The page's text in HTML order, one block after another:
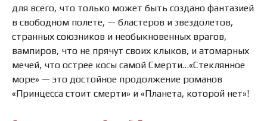
для всего, что только может быть создано фантазией
в свободном полете, — бластеров и звездолетов,
странных союзников и необыкновенных врагов,
вампиров, что не прячут своих клыков, и атомарных
мечей, что острее косы самой Смерти…«Стеклянное
море» — это достойное продолжение романов
«Принцесса стоит смерти» и «Планета, которой нет»!